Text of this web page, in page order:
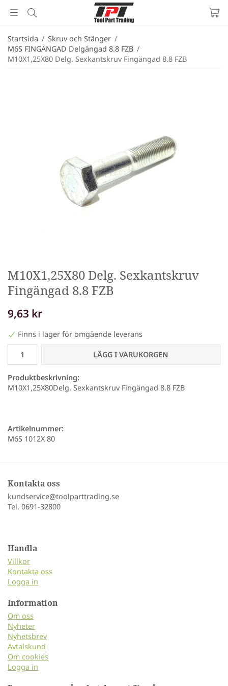
Startsida / Skruv och Stänger /
M6S FINGÄNGAD Delgängad 8.8 FZB /
M10X1,25X80 Delg. Sexkantskruv Fingängad 8.8 FZB
M10X1,25X80 Delg. Sexkantskruv
Fingängad 8.8 FZB
9,63 kr
Finns i lager för omgående leverans
LÄGG I VARUKORGEN
Produktbeskrivning:
M10X1,25X80Delg. Sexkantskruv Fingängad 8.8 FZB
Artikelnummer:
M6S 1012X 80
Kontakta oss
kundservice@toolparttrading.se
Tel. 0691-32800
Handla
Villkor
Kontakta oss
Logga in
Information
Om oss
Nyheter
Nyhetsbrev
Avtalskund
Om cookies
Logga in